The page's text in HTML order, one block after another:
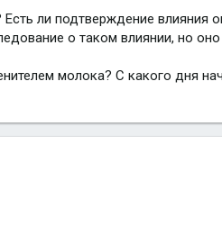
ли подтверждение влияния
о таком влиянии, но
молока? С какого дня